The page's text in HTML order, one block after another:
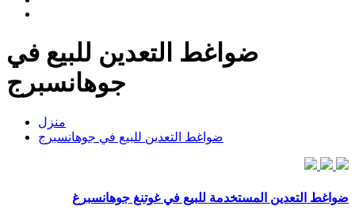
ضواغط التعدين للبيع في
جوهانسبرج
منزل
ضواغط التعدين للبيع في جوهانسبرج
ضواغط التعدين المستخدمة للبيع في غوتنغ جوهانسبرغ